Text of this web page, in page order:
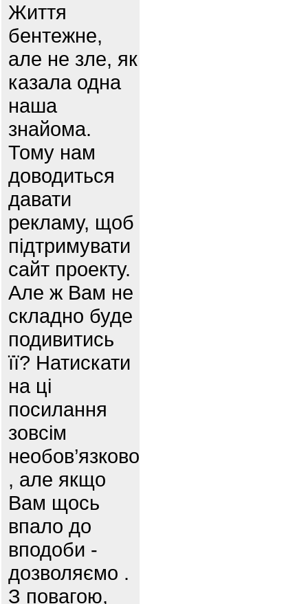
Життя
бентежне,
але не зле, як
казала одна
наша
знайома.
Тому нам
доводиться
давати
рекламу, щоб
підтримувати
сайт проекту.
Але ж Вам не
складно буде
подивитись
її? Натискати
на ці
посилання
зовсім
необов’язково
, але якщо
Вам щось
впало до
вподоби -
дозволяємо .
З повагою,